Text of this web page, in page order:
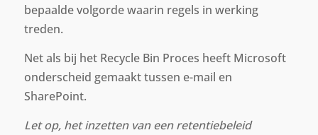
bepaalde volgorde waarin regels in werking
treden.
Net als bij het Recycle Bin Proces heeft Microsoft
onderscheid gemaakt tussen e-mail en
SharePoint.
Let op, het inzetten van een retentiebeleid